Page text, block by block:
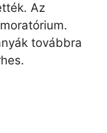
Az
továbbra